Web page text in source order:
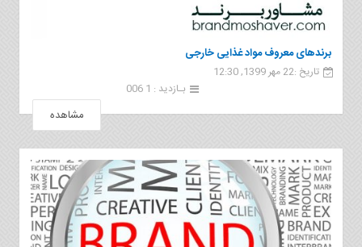
برندهای معروف مواد غذایی خارجی
تاریخ :22 مهر 1399, 12:30
بـازدید : 1 006
مشاهده